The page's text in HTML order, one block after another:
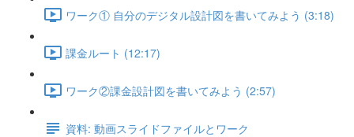
ワーク① 自分のデジタル設計図を書いてみよう (3:18)
課金ルート (12:17)
ワーク②課金設計図を書いてみよう (2:57)
資料: 動画スライドファイルとワーク